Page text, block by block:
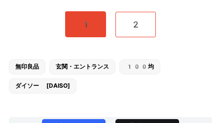
1 2
無印良品 玄関・エントランス 100均
ダイソー [DAISO]